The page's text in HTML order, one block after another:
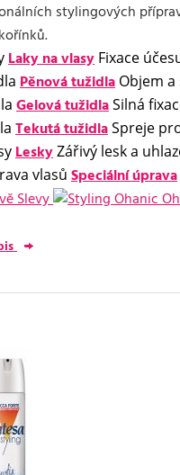
stylingových
Laky na vlasy Fixace
Pěnová tužidla Objem
Gelová tužidlaSilná
Tekutá tužidlaSpreje
LeskyZářivý lesk a
Speciální úprava
Slevy